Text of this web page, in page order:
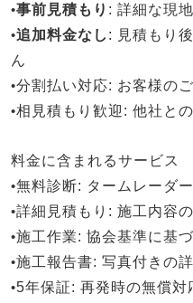
•事前見積もり : 詳細な現
•追加料金なし : 見積もり
ん
•分割払い対応: お客様の
•相見積もり歓迎 : 他社と
料金に含まれるサービス
•無料診断: タームレーダ
•詳細見積もり : 施工内容
•施工作業: 協会基準に基
•施工報告書: 写真付きの
•5年保証: 再発時の無償対